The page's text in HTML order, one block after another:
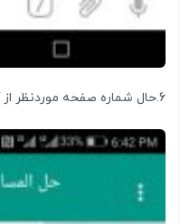
6.حال شماره صفحه موردنظر از کتاب درسی را وارد کنید.